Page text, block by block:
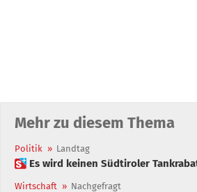
Mehr zu diesem Thema
Politik » Landtag
 Es wird keinen Südtiroler
Wirtschaft » Nachgefragt